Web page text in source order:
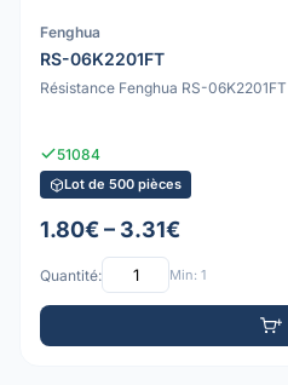
Fenghua
RS-06K2201FT
Résistance Fenghua RS-
51084
Lot de 500 pièces
1.80€ – 3.31€
Quantité: Min: 1